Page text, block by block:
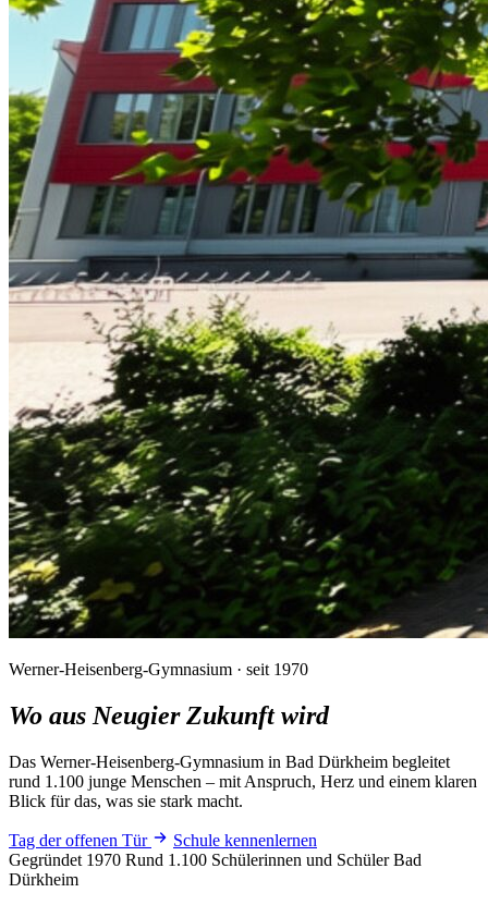
Werner-Heisenberg-Gymnasium · seit 1970
Wo aus Neugier Zukunft wird
Das Werner-Heisenberg-Gymnasium in Bad Dürkheim begleitet
rund 1.100 junge Menschen – mit Anspruch, Herz und einem klaren
Blick für das, was sie stark macht.
Tag der offenen Tür
Schule kennenlernen
Gegründet 1970 Rund 1.100 Schülerinnen und Schüler Bad
Dürkheim